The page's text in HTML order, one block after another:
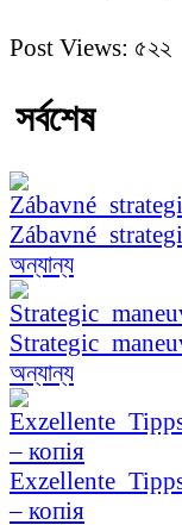
Post Views: ৫২২
সর্বশেষ
অন্যান্য
অন্যান্য
– копія